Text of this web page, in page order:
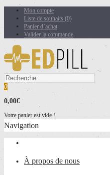
Mon compte
Liste de souhaits (0)
Panier d’achat
Valider la commande
0
0,00€
Votre panier est vide !
Navigation
À propos de nous